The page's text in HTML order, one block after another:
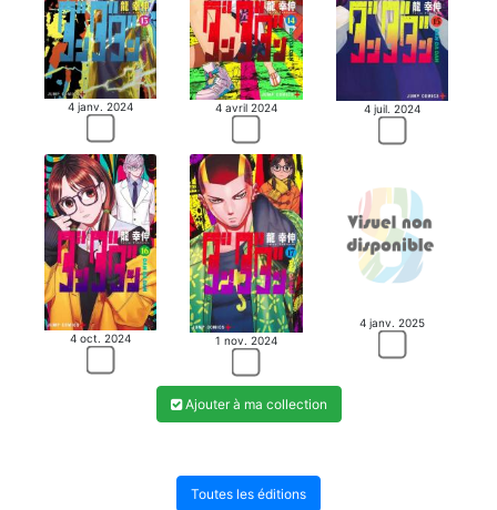
4 janv. 2024 4 avril 2024 4 juil. 2024
4 oct. 2024 1 nov. 2024
4 janv. 2025
Ajouter à ma collection
Toutes les éditions